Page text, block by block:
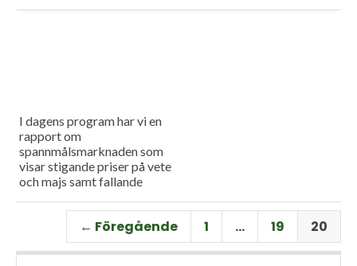
I dagens program har vi en
rapport om
spannmålsmarknaden som
visar stigande priser på vete
och majs samt fallande
premiär för vårt
måndagsprogram med en
längre intervju med Erik
Stjerndahl vd för HIR Skåne,
← Föregående 1 … 19 20